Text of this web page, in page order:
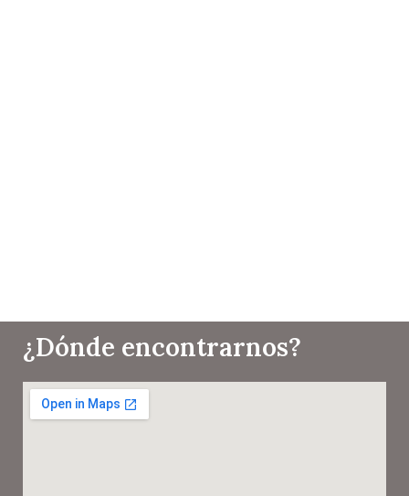
¿Dónde encontrarnos?